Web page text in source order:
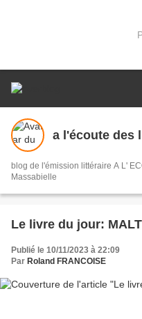
a l'écoute des
blog de l'émission littéraire A L'
Massabielle
Le livre du jour:
Publié le 10/11/2023 à 22:09
Par Roland FRANCOISE